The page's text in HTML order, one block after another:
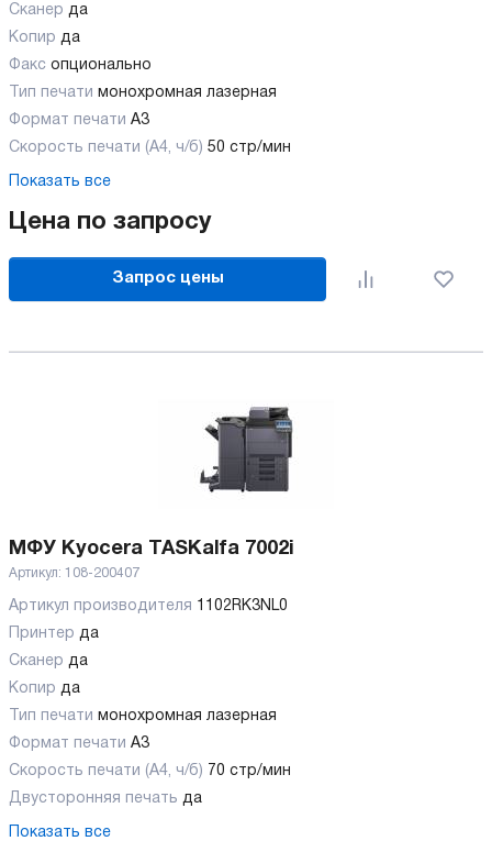
Сканер да
Копир да
Факс опционально
Тип печати монохромная лазерная
Формат печати A3
Скорость печати (А4, ч/б) 50 стр/мин
Показать все
Цена по запросу
Запрос цены
МФУ Kyocera TASKalfa 7002i
Артикул: 108-200407
Артикул производителя 1102RK3NL0
Принтер да
Сканер да
Копир да
Тип печати монохромная лазерная
Формат печати A3
Скорость печати (А4, ч/б) 70 стр/мин
Двусторонняя печать да
Показать все